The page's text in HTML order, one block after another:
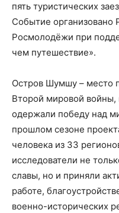
пять туристических
Событие организовано
Росмолодёжи при
чем путешествие».
Остров Шумшу – место
Второй мировой войны,
одержали победу над
прошлом сезоне
человека из 33
исследователи не
славы, но и приняли
работе,
военно-исторических